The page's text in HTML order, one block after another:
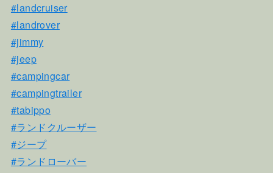
#landcruiser
#landrover
#jimmy
#jeep
#campingcar
#campingtrailer
#tabippo
#ランドクルーザー
#ジープ
#ランドローバー